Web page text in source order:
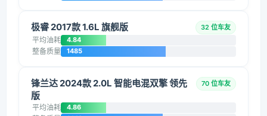
极睿 2017款 1.6L 旗舰版 32 位车友
平均油耗 4.84
整备质量 1485
锋兰达 2024款 2.0L 智能电混双擎 领先
版
70 位车友
平均油耗 4.86